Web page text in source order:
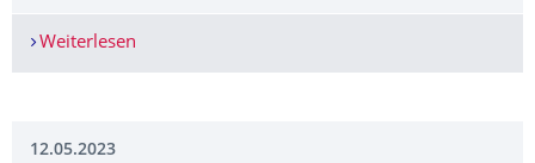
Weiterlesen
12.05.2023